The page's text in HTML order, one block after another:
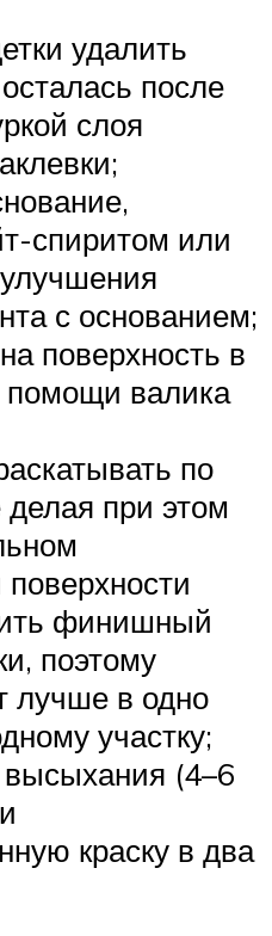
удалить
после
слоя
спиритом или
с основанием;
поверхность в
помощи валика
по
при этом
финишный
поэтому
лучше в одно
участку;
высыхания (4–6
краску в два